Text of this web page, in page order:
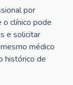
por
o clínico pode
e solicitar
médico
histórico de